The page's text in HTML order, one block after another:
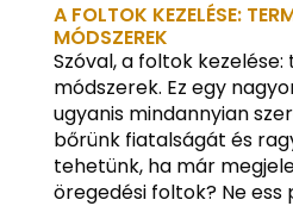
A FOLTOK KEZELÉSE:
MÓDSZEREK
Szóval, a foltok
módszerek. Ez egy
ugyanis mindannyian
bőrünk fiatalságát és
tehetünk, ha már
öregedési foltok? Ne ess